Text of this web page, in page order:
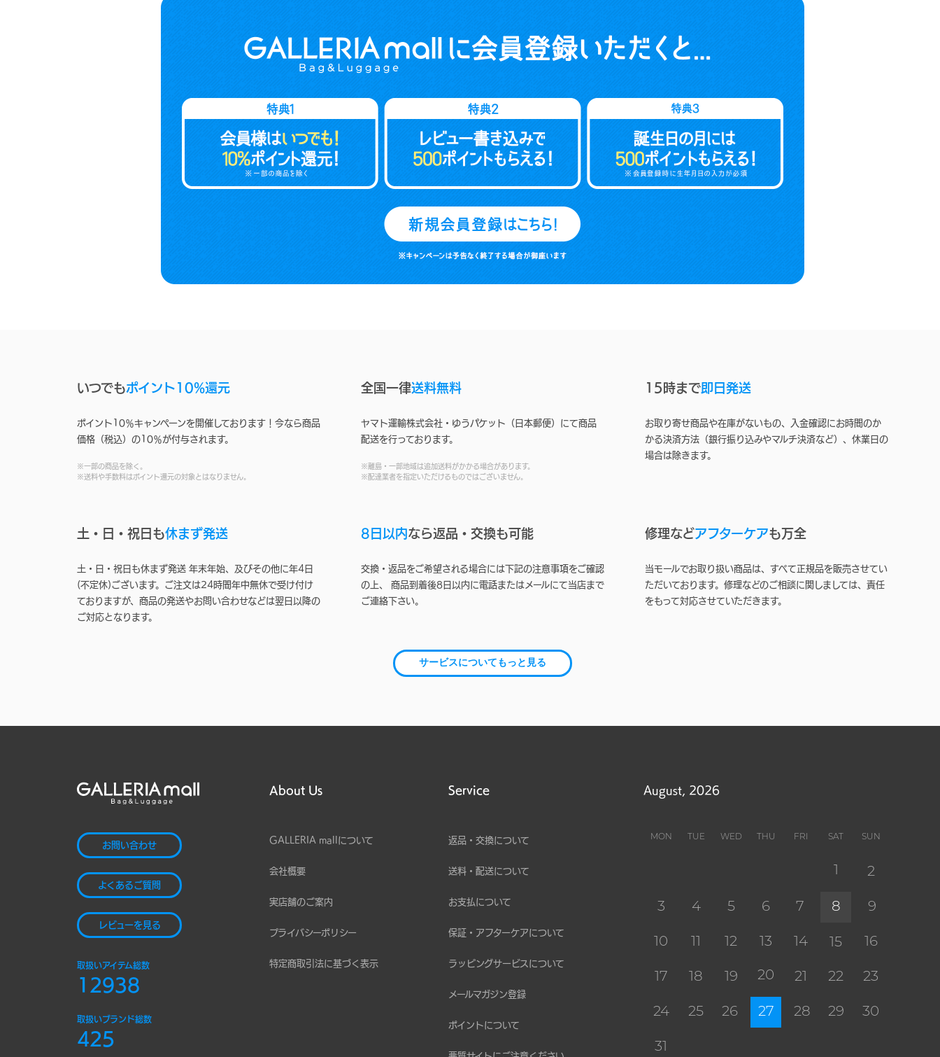
いつでもポイント10%還元
ポイント10％キャンペーンを開催しております！今なら商品
価格（税込）の10％が付与されます。
※一部の商品を除く。
※送料や手数料はポイント還元の対象とはなりません。
全国一律送料無料
ヤマト運輸株式会社・ゆうパケット（日本郵便）にて商品
配送を行っております。
※離島・一部地域は追加送料がかかる場合があります。
※配達業者を指定いただけるものではございません。
15時まで即日発送
お取り寄せ商品や在庫がないもの、入金確認にお時間のか
かる決済方法（銀行振り込みやマルチ決済など）、休業日の
場合は除きます。
土・日・祝日も休まず発送
土・日・祝日も休まず発送 年末年始、及びその他に年4日
(不定休)ございます。ご注文は24時間年中無休で受け付け
ておりますが、商品の発送やお問い合わせなどは翌日以降の
ご対応となります。
8日以内なら返品・交換も可能
交換・返品をご希望される場合には下記の注意事項をご確認
の上、 商品到着後8日以内に電話またはメールにて当店まで
ご連絡下さい。
修理などアフターケアも万全
当モールでお取り扱い商品は、すべて正規品を販売させてい
ただいております。修理などのご相談に関しましては、責任
をもって対応させていただきます。
サービスについてもっと見る
お問い合わせ
よくあるご質問
レビューを見る
取扱いアイテム総数
12938
取扱いブランド総数
425
About Us
GALLERIA mallについて
会社概要
実店舗のご案内
プライバシーポリシー
特定商取引法に基づく表示
Service
返品・交換について
送料・配送について
お支払について
保証・アフターケアについて
ラッピングサービスについて
メールマガジン登録
ポイントについて
August, 2026
MON TUE WED THU FRI SAT SUN
2
3 4 5 6 7 8 9
10 12 13 14 15 16
17 18 19 20 21 22 23
24 25 26 27 28 29 30
31